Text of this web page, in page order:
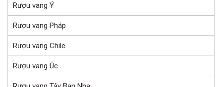
Rượu vang Ý
Rượu vang Pháp
Rượu vang Chile
Rượu vang Úc